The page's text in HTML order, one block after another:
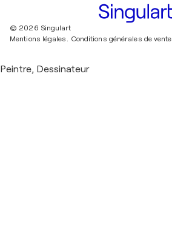
© 2026 Singulart
Mentions légales. Conditions générales de vente
Peintre, Dessinateur